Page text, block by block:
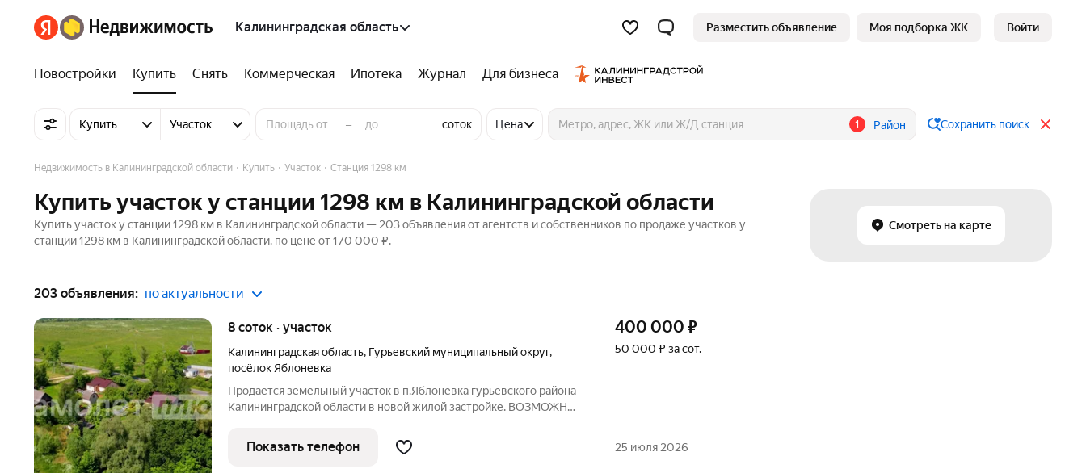
Калининградская область Разместить объявление Моя подборка ЖК Войти
Новостройки Купить Снять Коммерческая Ипотека Журнал Для бизнеса
Купить Участок – соток Цена 1 Район Сохранить поиск
Смотреть на карте
Недвижимость в Калининградской области Купить Участок Станция 1298 км
Купить участок у станции 1298 км в Калининградской области
Купить участок у станции 1298 км в Калининградской области — 203 объявления от агентств и собственников по продаже участков у
станции 1298 км в Калининградской области. по цене от 170 000 ₽.
203 объявления: по актуальности
8 соток · участок
Калининградская область, Гурьевский муниципальный округ,
посёлок Яблоневка
Продаётся земельный участок в п.Яблоневка гурьевского района
Калининградской области в новой жилой застройке. BОЗМОЖНА
МНОГОДЕТНЫХ СЕМЕЙ!!! Описание объекта: Кадастровый номер
39:03:080914:355 Площадь
400 000 ₽
50 000 ₽ за сот.
Показать телефон 25 июля 2026